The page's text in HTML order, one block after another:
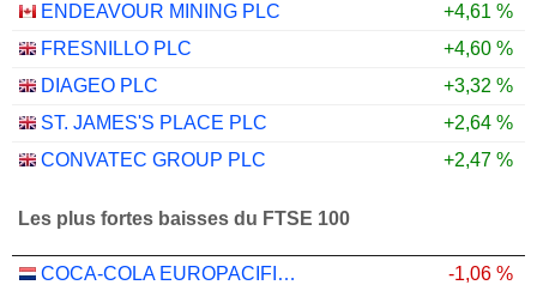
ENDEAVOUR MINING PLC
+4,61 %
FRESNILLO PLC
+4,60 %
DIAGEO PLC
+3,32 %
ST. JAMES'S PLACE PLC
+2,64 %
CONVATEC GROUP PLC
+2,47 %
Les plus fortes baisses du FTSE 100
COCA-COLA EUROPACIFIC PARTNERS PLC
-1,06 %